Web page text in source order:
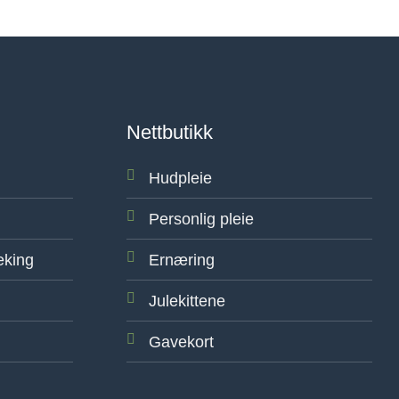
Nettbutikk
Hudpleie
Personlig pleie
Ernæring
Julekittene
Gavekort